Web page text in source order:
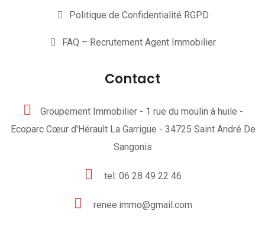
Politique de Confidentialité RGPD
FAQ – Recrutement Agent Immobilier
Contact
Groupement Immobilier - 1 rue du moulin à huile -
Ecoparc Cœur d'Hérault La Garrigue - 34725 Saint André De
Sangonis
tel: 06 28 49 22 46
renee.immo@gmail.com